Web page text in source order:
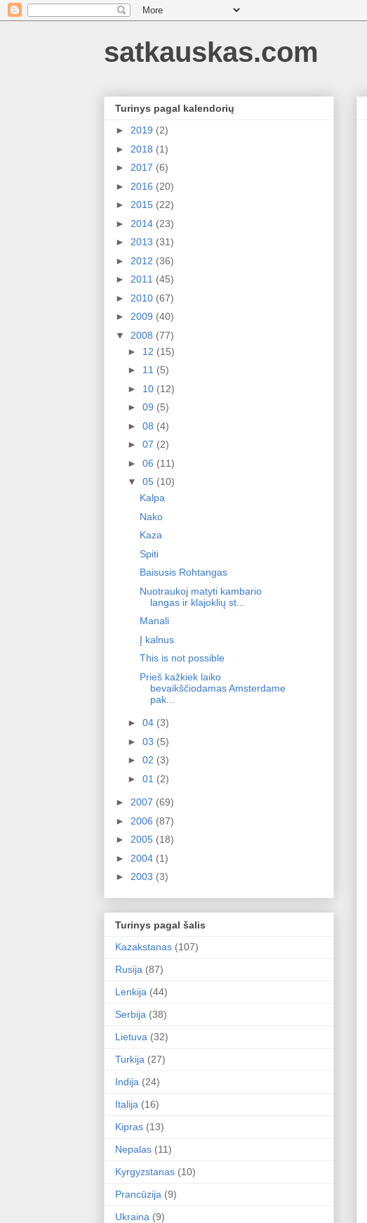
satkauskas.com
Turinys pagal kalendorių
► 2019 (2)
► 2018 (1)
► 2017 (6)
► 2016 (20)
► 2015 (22)
► 2014 (23)
► 2013 (31)
► 2012 (36)
► 2011 (45)
► 2010 (67)
► 2009 (40)
▼ 2008 (77)
► 12 (15)
► 11 (5)
► 10 (12)
► 09 (5)
► 08 (4)
► 07 (2)
► 06 (11)
▼ 05 (10)
Kalpa
Nako
Kaza
Spiti
Baisusis Rohtangas
Nuotraukoj matyti kambario
langas ir klajoklių st...
Manali
Į kalnus
This is not possible
Prieš kažkiek laiko
bevaikščiodamas Amsterdame
pak...
► 04 (3)
► 03 (5)
► 02 (3)
► 01 (2)
► 2007 (69)
► 2006 (87)
► 2005 (18)
► 2004 (1)
► 2003 (3)
Turinys pagal šalis
Kazakstanas (107)
Rusija (87)
Lenkija (44)
Serbija (38)
Lietuva (32)
Turkija (27)
Indija (24)
Italija (16)
Kipras (13)
Nepalas (11)
Kyrgyzstanas (10)
Prancūzija (9)
Ukraina (9)